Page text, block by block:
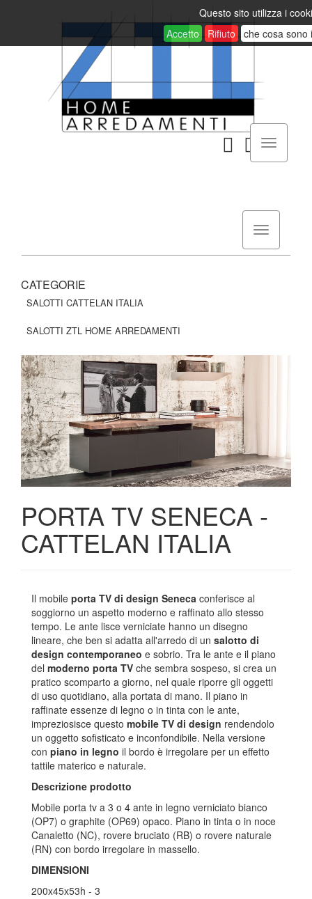
Questo sito utilizza i
Accetto
Rifiuto che cosa sono
CATEGORIE
SALOTTI CATTELAN ITALIA
SALOTTI ZTL HOME ARREDAMENTI
PORTA TV SENECA -
CATTELAN ITALIA
Il mobile porta TV di design Seneca conferisce al
soggiorno un aspetto moderno e raffinato allo stesso
tempo. Le ante lisce verniciate hanno un disegno
lineare, che ben si adatta all'arredo di un salotto di
design contemporaneo e sobrio. Tra le ante e il piano
del moderno porta TV che sembra sospeso, si crea un
pratico scomparto a giorno, nel quale riporre gli oggetti
di uso quotidiano, alla portata di mano. Il piano in
raffinate essenze di legno o in tinta con le ante,
impreziosisce questo mobile TV di design rendendolo
un oggetto sofisticato e inconfondibile. Nella versione
con piano in legno il bordo è irregolare per un effetto
tattile materico e naturale.
Descrizione prodotto
Mobile porta tv a 3 o 4 ante in legno verniciato bianco
(OP7) o graphite (OP69) opaco. Piano in tinta o in noce
Canaletto (NC), rovere bruciato (RB) o rovere naturale
(RN) con bordo irregolare in massello.
DIMENSIONI
200x45x53h - 3